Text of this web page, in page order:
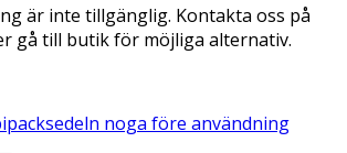
är inte tillgänglig. Kontakta oss på
gå till butik för möjliga alternativ.
noga före användning